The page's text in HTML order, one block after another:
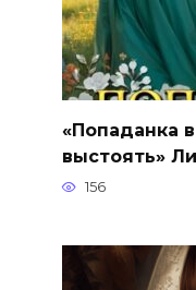
«Попаданка
выстоять»
156